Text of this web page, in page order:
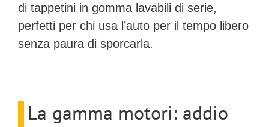
di tappetini in gomma lavabili di serie,
perfetti per chi usa l’auto per il tempo libero
senza paura di sporcarla.
La gamma motori: addio